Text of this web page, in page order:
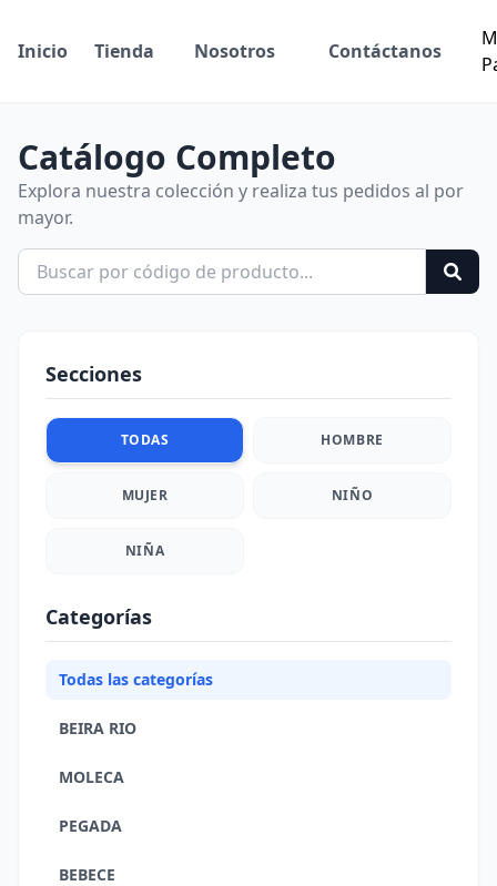
Inicio Tienda Nosotros Contáctanos
Catálogo Completo
Explora nuestra colección y realiza tus pedidos al por
mayor.
Secciones
TODAS HOMBRE
MUJER NIÑO
NIÑA
Categorías
Todas las categorías
BEIRA RIO
MOLECA
PEGADA
BEBECE